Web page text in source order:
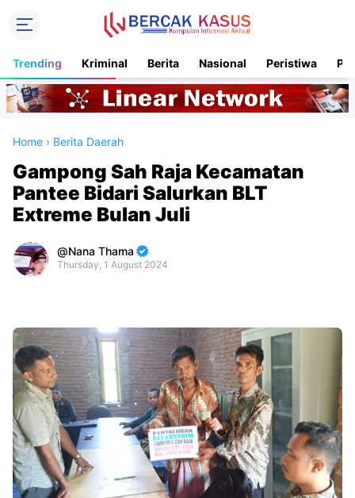
Trending Kriminal Berita Nasional Peristiwa
Home › Berita Daerah
Gampong Sah Raja Kecamatan
Pantee Bidari Salurkan BLT
Extreme Bulan Juli
Nana Thama
Thursday, 1 August 2024